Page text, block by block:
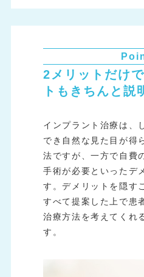
2メリットだけ
トもきちんと説
インプラント治療は、
でき自然な見た目が得
法ですが、一方で自費
手術が必要といったデ
す。デメリットを隠す
すべて提案した上で患
治療方法を考えてくれ
す。